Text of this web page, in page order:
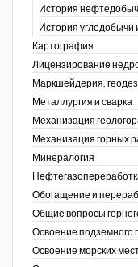
История
История угледобычи
Картография
Лицензирование
Маркшейдерия,
Металлургия и сварка
Механизация
Механизация горных
Минералогия
Обогащение и
Общие вопросы
Освоение подземного
Освоение морских